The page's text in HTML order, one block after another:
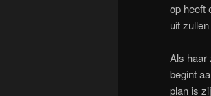
op heeft
uit
Als haar
begint
plan is